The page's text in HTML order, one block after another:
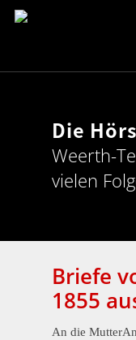
Die
Weerth-
vielen
Briefe
1855
An die